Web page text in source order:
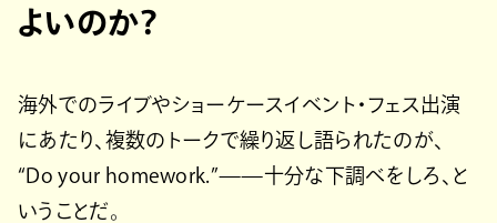
よいのか？
海外でのライブやショーケースイベント・フェス出演
にあたり、複数のトークで繰り返し語られたのが、
“Do your homework.”——十分な下調べをしろ、と
いうことだ。